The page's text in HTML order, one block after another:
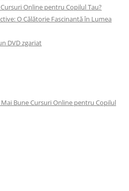
Online pentru Copilul Tau?
O Călătorie Fascinantă în Lumea
DVD zgariat
Mai Bune Cursuri Online pentru Copilul